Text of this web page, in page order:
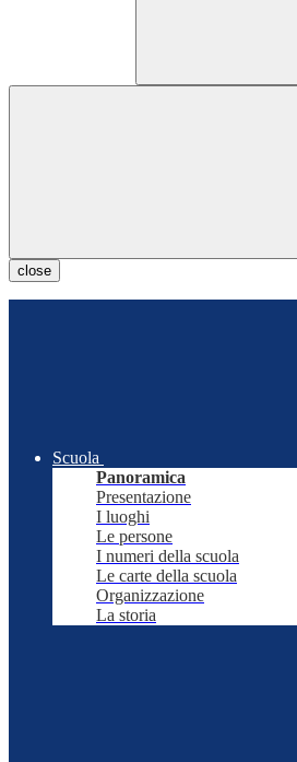
close
Scuola
Panoramica
Presentazione
I luoghi
Le persone
I numeri della scuola
Le carte della scuola
Organizzazione
La storia